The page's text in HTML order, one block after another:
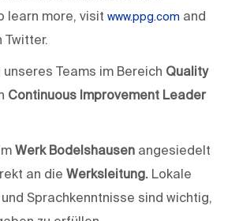
learn more, visit www.ppg.com and
Twitter.
Teams im Bereich Quality
Continuous Improvement Leader
Werk Bodelshausen angesiedelt
an die Werksleitung. Lokale
Sprachkenntnisse sind wichtig,